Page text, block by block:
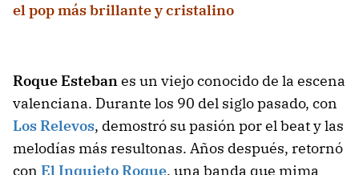
el pop más brillante y cristalino
Roque Estebanes un viejo conocido de la escena
valenciana. Durante los 90 del siglo pasado, con
Los Relevos, demostró su pasión por el beat y las
melodías más resultonas. Años después, retornó
con El Inquieto Roque, una banda que mima